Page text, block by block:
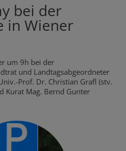
bei der
in Wiener
um 9h bei der
und Landtagsabgeordneter
Prof. Dr. Christian Grafl (stv.
Kurat Mag. Bernd Gunter